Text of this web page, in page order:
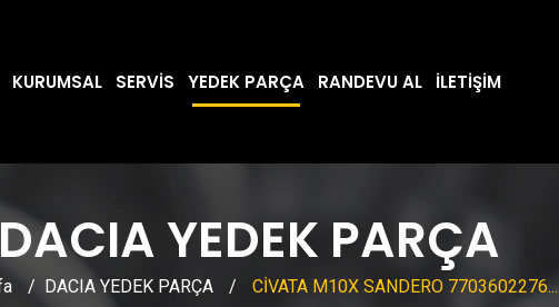
KURUMSAL SERVIS YEDEK PARÇA RANDEVU AL İLETIŞIM
DACIA YEDEK PARÇA
/ DACIA YEDEK PARÇA / CİVATA M10X SANDERO 7703602276...